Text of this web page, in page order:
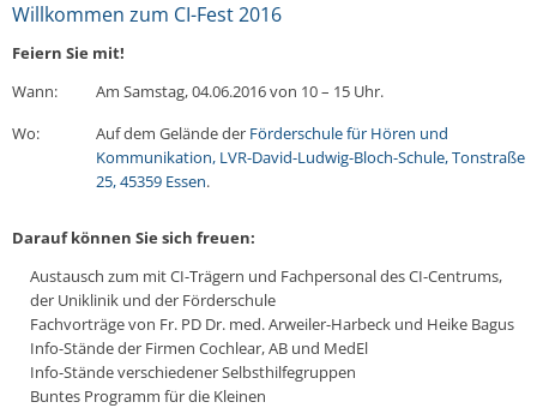
Willkommen zum CI-Fest 2016
Feiern Sie mit!
Wann:
Am Samstag, 04.06.2016 von 10 – 15 Uhr.
Wo:
Auf dem Gelände der Förderschule für Hören und
Kommunikation, LVR-David-Ludwig-Bloch-Schule, Tonstraße
25, 45359 Essen.
Darauf können Sie sich freuen:
Austausch zum mit CI-Trägern und Fachpersonal des CI-Centrums,
der Uniklinik und der Förderschule
Fachvorträge von Fr. PD Dr. med. Arweiler-Harbeck und Heike Bagus
Info-Stände der Firmen Cochlear, AB und MedEl
Info-Stände verschiedener Selbsthilfegruppen
Buntes Programm für die Kleinen